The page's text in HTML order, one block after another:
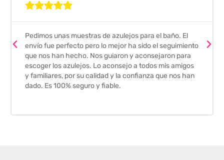

Pedimos unas muestras de azulejos para el baño. El
envío fue perfecto pero lo mejor ha sido el seguimiento
que nos han hecho. Nos guiaron y aconsejaron para
escoger los azulejos. Lo aconsejo a todos mis amigos
y familiares, por su calidad y la confianza que nos han
dado. Es 100% seguro y fiable.